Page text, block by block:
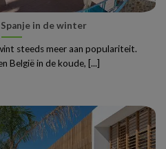
in de winter
steeds meer aan populariteit.
België in de koude, [...]